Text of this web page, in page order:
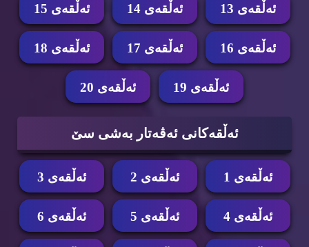
ئه‌ڵقه‌ی 13 ئه‌ڵقه‌ی 14 ئه‌ڵقه‌ی 15
ئه‌ڵقه‌ی 16 ئه‌ڵقه‌ی 17 ئه‌ڵقه‌ی 18
ئه‌ڵقه‌ی 19 ئه‌ڵقه‌ی 20
ئه‌ڵقه‌كانی ئه‌ڤه‌تار به‌شی سێ
ئه‌ڵقه‌ی 1 ئه‌ڵقه‌ی 2 ئه‌ڵقه‌ی 3
ئه‌ڵقه‌ی 4 ئه‌ڵقه‌ی 5 ئه‌ڵقه‌ی 6